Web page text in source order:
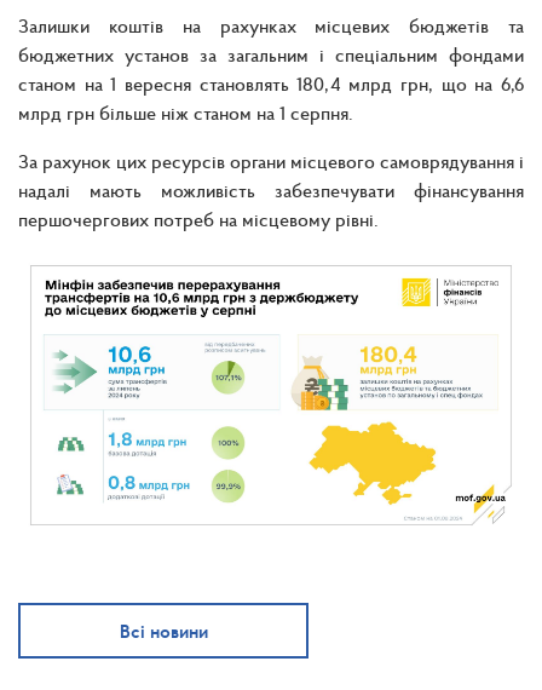
Залишки коштів на рахунках місцевих бюджетів та
бюджетних установ за загальним і спеціальним фондами
станом на 1 вересня становлять 180,4 млрд грн, що на 6,6
млрд грн більше ніж станом на 1 серпня.
За рахунок цих ресурсів органи місцевого самоврядування і
надалі мають можливість забезпечувати фінансування
першочергових потреб на місцевому рівні.
Всі новини